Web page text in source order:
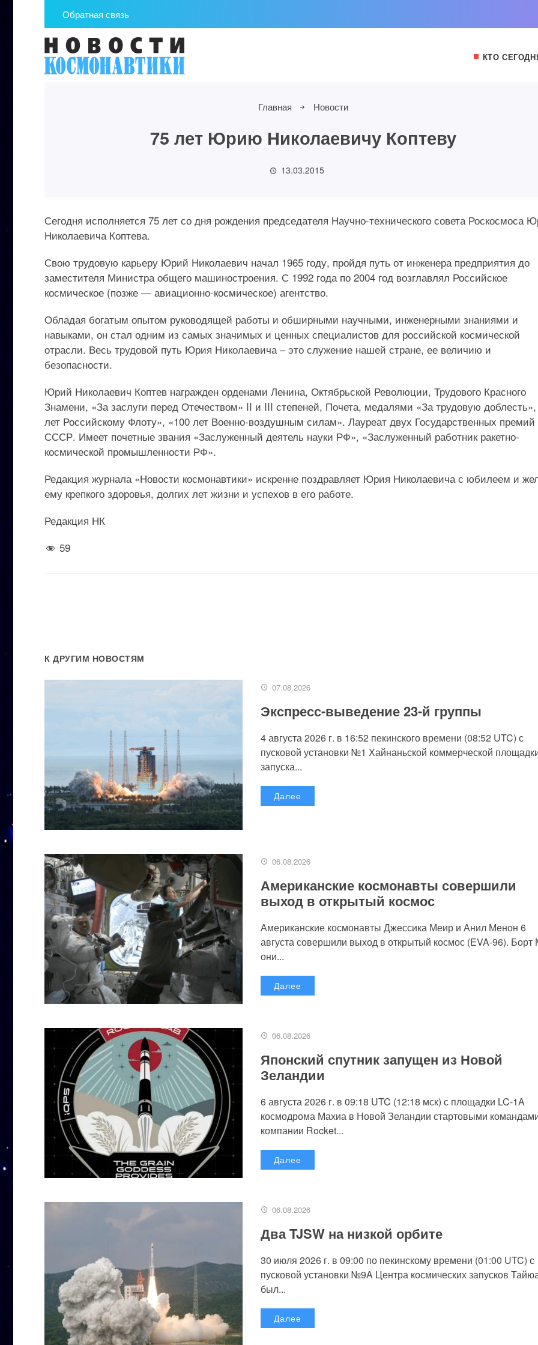
Обратная связь
КТО
Главная Новости
75 лет Юрию Николаевичу Коптеву
13.03.2015
Сегодня исполняется 75 лет со дня рождения председателя Научно-технического совета Роскосмоса
Николаевича Коптева.
Свою трудовую карьеру Юрий Николаевич начал 1965 году, пройдя путь от инженера предприятия до
заместителя Министра общего машиностроения. С 1992 года по 2004 год возглавлял Российское
космическое (позже — авиационно-космическое) агентство.
Обладая богатым опытом руководящей работы и обширными научными, инженерными знаниями и
навыками, он стал одним из самых значимых и ценных специалистов для российской космической
отрасли. Весь трудовой путь Юрия Николаевича – это служение нашей стране, ее величию и
безопасности.
Юрий Николаевич Коптев награжден орденами Ленина, Октябрьской Революции, Трудового Красного
Знамени, «За заслуги перед Отечеством» II и III степеней, Почета, медалями «За трудовую
лет Российскому Флоту», «100 лет Военно-воздушным силам». Лауреат двух Государственных премий
СССР. Имеет почетные звания «Заслуженный деятель науки РФ», «Заслуженный работник ракетно-
космической промышленности РФ».
Редакция журнала «Новости космонавтики» искренне поздравляет Юрия Николаевича с юбилеем и
ему крепкого здоровья, долгих лет жизни и успехов в его работе.
Редакция НК
59
К ДРУГИМ НОВОСТЯМ
07.08.2026
Экспресс-выведение 23-й группы
4 августа 2026 г. в 16:52 пекинского времени (08:52 UTC) с
пусковой установки №1 Хайнаньской коммерческой
запуска...
Далее
06.08.2026
Американские космонавты совершили
выход в открытый космос
Американские космонавты Джессика Меир и Анил Менон 6
августа совершили выход в открытый космос (EVA-96).
они...
Далее
06.08.2026
Японский спутник запущен из Новой
Зеландии
6 августа 2026 г. в 09:18 UTC (12:18 мск) с площадки LC-1A
космодрома Махиа в Новой Зеландии стартовыми
компании Rocket...
Далее
06.08.2026
Два TJSW на низкой орбите
30 июля 2026 г. в 09:00 по пекинскому времени (01:00 UTC) с
пусковой установки №9A Центра космических запусков
был...
Далее